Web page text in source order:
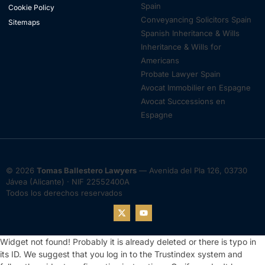
Cookie Policy
Sitemaps
Spain
Conveyancing Solicitors Spain
Spanish Inheritance & Wills
Inheritance & Wills for
Americans
Probate Lawyer Spain
Avocat Immobilier en Espagne
Avocat Successions en
Espagne
© 2026 Tomas Ballestero Lawyers — Avenida del Pla 126, 03730
Jávea (Alicante) · NIF 22552400A
Todos los derechos reservados
Widget not found! Probably it is already deleted or there is typo in
its ID. We suggest that you log in to the Trustindex system and